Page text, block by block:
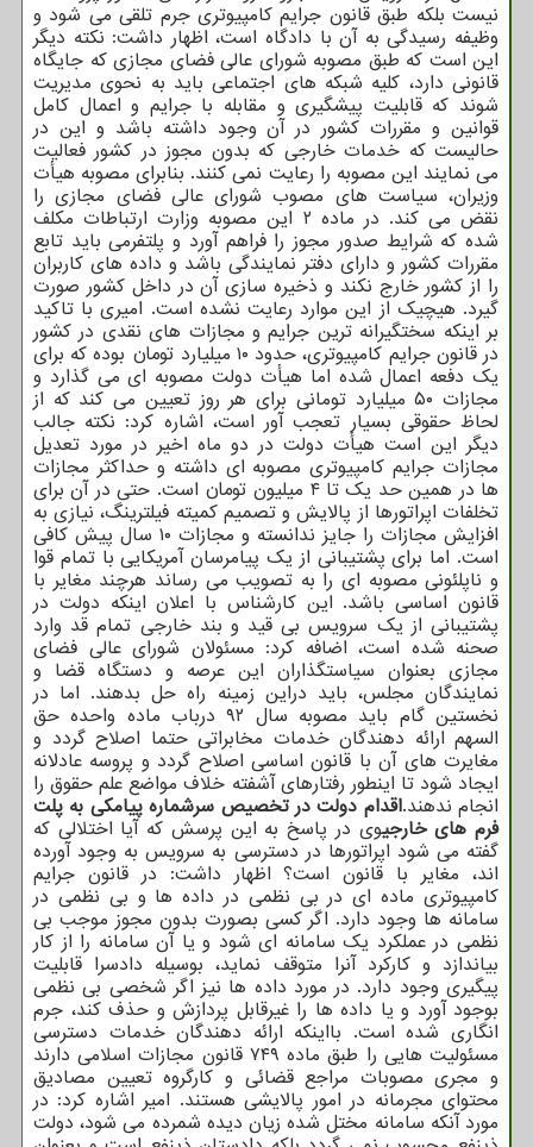
نیست بلکه طبق قانون جرایم کامپیوتری جرم تلقی می شود و
وظیفه رسیدگی به آن با دادگاه است، اظهار داشت: نکته دیگر
این است که طبق مصوبه شورای عالی فضای مجازی که جایگاه
قانونی دارد، کلیه شبکه های اجتماعی باید به نحوی مدیریت
شوند که قابلیت پیشگیری و مقابله با جرایم و اعمال کامل
قوانین و مقررات کشور در آن وجود داشته باشد و این در
حالیست که خدمات خارجی که بدون مجوز در کشور فعالیت
می نمایند این مصوبه را رعایت نمی کنند. بنابرای مصوبه هیأت
وزیران، سیاست های مصوب شورای عالی فضای مجازی را
نقض می کند. در ماده ۲ این مصوبه وزارت ارتباطات مکلف
شده که شرایط صدور مجوز را فراهم آورد و پلتفرمی باید تابع
مقررات کشور و دارای دفتر نمایندگی باشد و داده های کاربران
را از کشور خارج نکند و ذخیره سازی آن در داخل کشور صورت
گیرد. هیچیک از این موارد رعایت نشده است. امیری با تاکید
بر اینکه سختگیرانه ترین جرایم و مجازات های نقدی در کشور
در قانون جرایم کامپیوتری، حدود ۱۰ میلیارد تومان بوده که برای
یک دفعه اعمال شده اما هیأت دولت مصوبه ای می گذارد و
مجازات ۵۰ میلیارد تومانی برای هر روز تعیین می کند که از
لحاظ حقوقی بسیار تعجب آور است، اشاره کرد: نکته جالب
دیگر این است هیأت دولت در دو ماه اخیر در مورد تعدیل
مجازات جرایم کامپیوتری مصوبه ای داشته و حداکثر مجازات
ها در همین حد یک تا ۴ میلیون تومان است. حتی در آن برای
تخلفات اپراتورها از پالایش و تصمیم کمیته فیلترینگ، نیازی به
افزایش مجازات را جایز ندانسته و مجازات ۱۰ سال پیش کافی
است. اما برای پشتیبانی از یک پیامرسان آمریکایی با تمام قوا
و ناپلئونی مصوبه ای را به تصویب می رساند هرچند مغایر با
قانون اساسی باشد. این کارشناس با اعلان اینکه دولت در
پشتیبانی از یک سرویس بی قید و بند خارجی تمام قد وارد
صحنه شده است، اضافه کرد: مسئولان شورای عالی فضای
مجازی بعنوان سیاستگذاران این عرصه و دستگاه قضا و
نمایندگان مجلس، باید دراین زمینه راه حل بدهند. اما در
نخستین گام باید مصوبه سال ۹۲ درباب ماده واحده حق
السهم ارائه دهندگان خدمات مخابراتی حتما اصلاح گردد و
مغایرت های آن با قانون اساسی اصلاح گردد و پروسه عادلانه
ایجاد شود تا اینطور رفتارهای آشفته خلاف مواضع علم حقوق را
انجام ندهند.اقدام دولت در تخصیص سرشماره پیامکی به پلت
فرم های خارجیوی در پاسخ به این پرسش که آیا اختلالی که
گفته می شود اپراتورها در دسترسی به سرویس به وجود آورده
اند، مغایر با قانون است؟ اظهار داشت: در قانون جرایم
کامپیوتری ماده ای در بی نظمی در داده ها و بی نظمی در
سامانه ها وجود دارد. اگر کسی بصورت بدون مجوز موجب بی
نظمی در عملکرد یک سامانه ای شود و یا آن سامانه را از کار
بیاندازد و کارکرد آنرا متوقف نماید، بوسیله دادسرا قابلیت
پیگیری وجود دارد. در مورد داده ها نیز اگر شخصی بی نظمی
بوجود آورد و یا داده ها را غیرقابل پردازش و حذف کند، جرم
انگاری شده است. بااینکه ارائه دهندگان خدمات دسترسی
مسئولیت هایی را طبق ماده ۷۴۹ قانون مجازات اسلامی دارند
و مجری مصوبات مراجع قضائی و کارگروه تعیین مصادیق
محتوای مجرمانه در امور پالایشی هستند. امیر اشاره کرد: در
مورد آنکه سامانه مختل شده زیان دیده شمرده می شود، دولت